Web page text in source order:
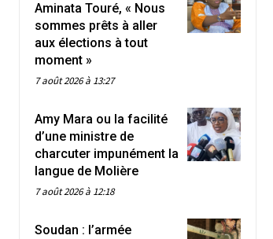
Aminata Touré, « Nous
sommes prêts à aller
aux élections à tout
moment »
7 août 2026 à 13:27
Amy Mara ou la facilité
d’une ministre de
charcuter impunément la
langue de Molière
7 août 2026 à 12:18
Soudan : l’armée